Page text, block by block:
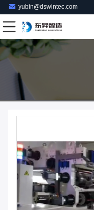
yubin@dswintec.com